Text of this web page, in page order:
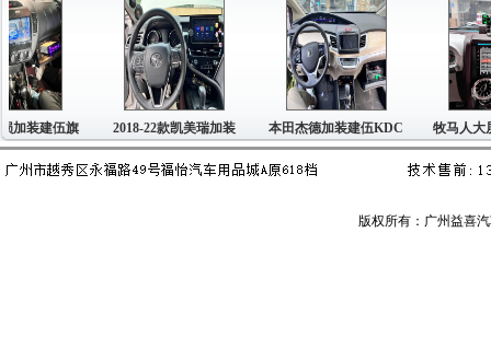
伍旗 2018-22款凯美瑞加装 本田杰德加装建伍KDC 牧马人大屏机加
版权所有：广州益喜